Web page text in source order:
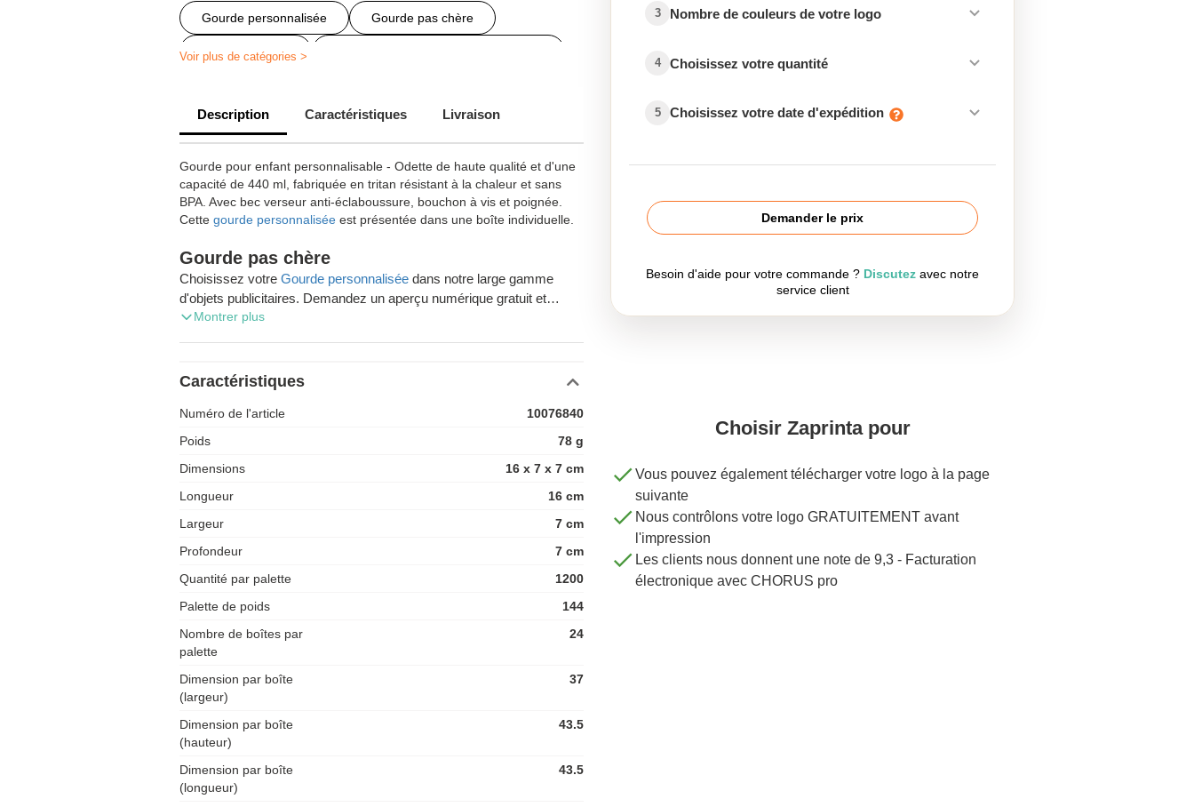
Gourde personnalisée Gourde pas chère
Gourde floquée
Gourde plastique personnalisée
Bouteille réutilisable personnalisée
Gourde personnalisable entreprise
Gourde personnalisée maternelle
Gourde personnalisée sans BPA
Gourde personnalisée école
Voir plus de catégories >
Description Caractéristiques Livraison
Gourde pour enfant personnalisable - Odette de haute qualité et d'une
capacité de 440 ml, fabriquée en tritan résistant à la chaleur et sans
BPA. Avec bec verseur anti-éclaboussure, bouchon à vis et poignée.
Cette gourde personnalisée est présentée dans une boîte individuelle.
Gourde pas chère
Choisissez votre Gourde personnalisée dans notre large gamme
d'objets publicitaires. Demandez un aperçu numérique gratuit et
profitez de la livraison gratuite de votre commande.
société wallonne Zaprinta vous sert partout en Belgique. Consultez
toute livraison en Wallonie, en Flandre ou à Bruxelles. Besoin de
d'explications ? Prenez contact avec nos conseillers. Ils vous
Montrer plus
Caractéristiques
Numéro de l'article
10076840
Poids
78 g
Dimensions
16 x 7 x 7 cm
Longueur
16 cm
Largeur
7 cm
Profondeur
7 cm
Quantité par palette
1200
Palette de poids
144
Nombre de boîtes par
palette
24
Dimension par boîte
(largeur)
37
Dimension par boîte
(hauteur)
43.5
Dimension par boîte
(longueur)
43.5
3 Nombre de couleurs de votre logo
4 Choisissez votre quantité
5 Choisissez votre date d'expédition
Demander le prix
Besoin d'aide pour votre commande ? Discutez avec notre
service client
Choisir Zaprinta pour
Vous pouvez également télécharger votre logo à la page
suivante
Nous contrôlons votre logo GRATUITEMENT avant
l'impression
Les clients nous donnent une note de 9,3 - Facturation
électronique avec CHORUS pro